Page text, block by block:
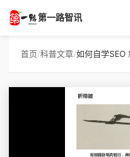
第一路智讯
首页
首页 /科普文章/如何自学SEO